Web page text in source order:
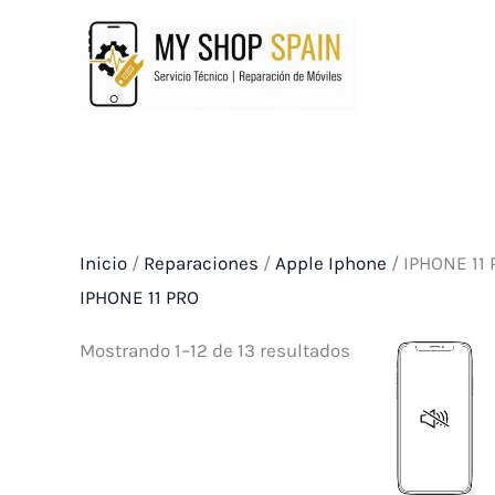
Inicio / Reparaciones / Apple Iphone / IPHONE 11
IPHONE 11 PRO
Mostrando 1–12 de 13 resultados